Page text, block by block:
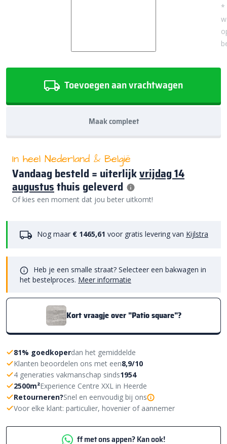
*
Toevoegen aan vrachtwagen
Maak compleet
In heel Nederland & België
Vandaag besteld = uiterlijkvrijdag 14
augustusthuis geleverd
Of kies een moment dat jou beter uitkomt!
Nog maar € 1465,61 voor gratis levering van Kijlstra
Heb je een smalle straat? Selecteer een bakwagen in
het bestelproces. Meer informatie
Kort vraagje over "Patio square"?
81% goedkoperdan het gemiddelde
Klanten beoordelen ons met een8,9/10
4 generaties vakmanschap sinds1954
2500m²Experience Centre XXL in Heerde
Retourneren?Snel en eenvoudig bij ons
Voor elke klant: particulier, hovenier of aannemer
ff met ons appen? Kan ook!